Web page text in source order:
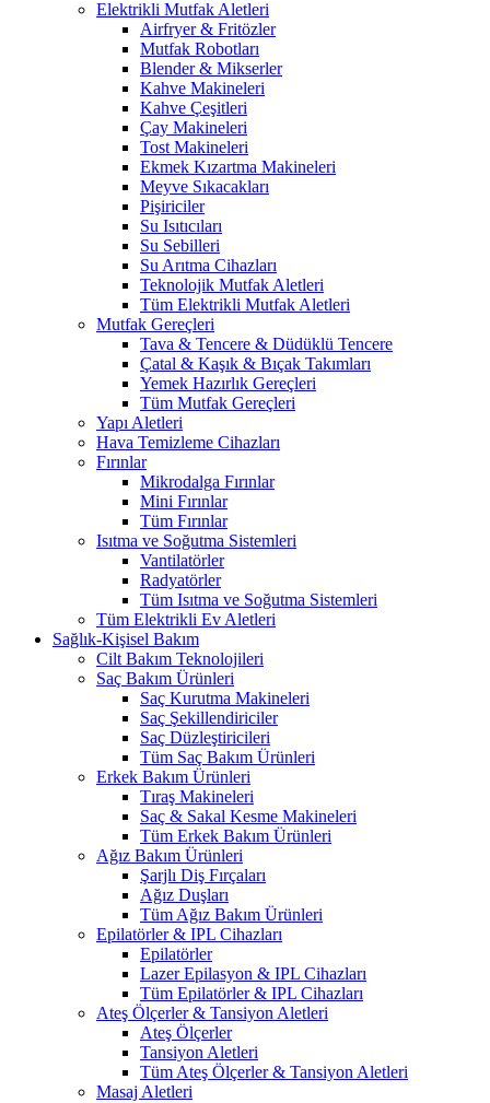
Elektrikli Mutfak Aletleri
Airfryer & Fritözler
Mutfak Robotları
Blender & Mikserler
Kahve Makineleri
Kahve Çeşitleri
Çay Makineleri
Tost Makineleri
Ekmek Kızartma Makineleri
Meyve Sıkacakları
Pişiriciler
Su Isıtıcıları
Su Sebilleri
Su Arıtma Cihazları
Teknolojik Mutfak Aletleri
Tüm Elektrikli Mutfak Aletleri
Mutfak Gereçleri
Tava & Tencere & Düdüklü Tencere
Çatal & Kaşık & Bıçak Takımları
Yemek Hazırlık Gereçleri
Tüm Mutfak Gereçleri
Yapı Aletleri
Hava Temizleme Cihazları
Fırınlar
Mikrodalga Fırınlar
Mini Fırınlar
Tüm Fırınlar
Isıtma ve Soğutma Sistemleri
Vantilatörler
Radyatörler
Tüm Isıtma ve Soğutma Sistemleri
Tüm Elektrikli Ev Aletleri
Sağlık-Kişisel Bakım
Cilt Bakım Teknolojileri
Saç Bakım Ürünleri
Saç Kurutma Makineleri
Saç Şekillendiriciler
Saç Düzleştiricileri
Tüm Saç Bakım Ürünleri
Erkek Bakım Ürünleri
Tıraş Makineleri
Saç & Sakal Kesme Makineleri
Tüm Erkek Bakım Ürünleri
Ağız Bakım Ürünleri
Şarjlı Diş Fırçaları
Ağız Duşları
Tüm Ağız Bakım Ürünleri
Epilatörler & IPL Cihazları
Epilatörler
Lazer Epilasyon & IPL Cihazları
Tüm Epilatörler & IPL Cihazları
Ateş Ölçerler & Tansiyon Aletleri
Ateş Ölçerler
Tansiyon Aletleri
Tüm Ateş Ölçerler & Tansiyon Aletleri
Masaj Aletleri